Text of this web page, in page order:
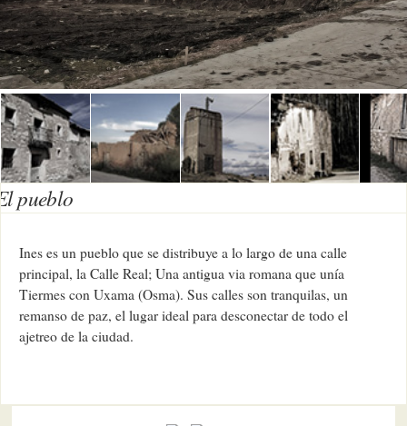
pueblo
Ines es un pueblo que se distribuye a lo largo de una calle
principal, la Calle Real; Una antigua via romana que unía
Tiermes con Uxama (Osma). Sus calles son tranquilas, un
remanso de paz, el lugar ideal para desconectar de todo el
ajetreo de la ciudad.